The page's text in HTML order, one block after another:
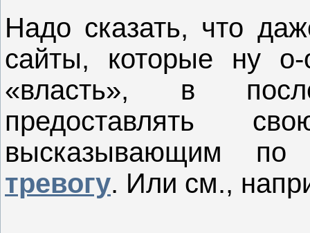
Надо сказать, что
сайты, которые ну
«власть», в
предоставлять
высказывающим
тревогу. Или см.,